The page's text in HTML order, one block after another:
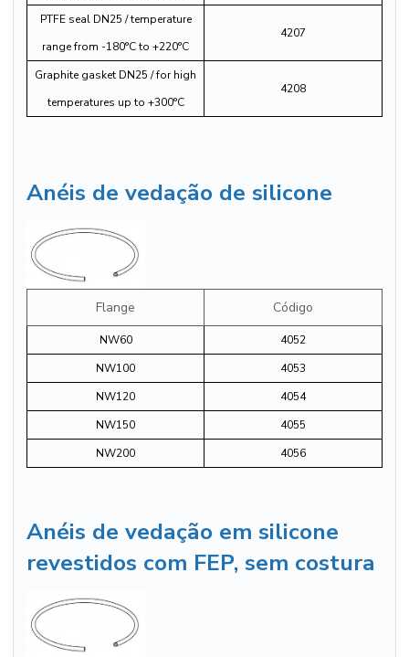
PTFE seal DN25 / temperature
range from -180°C to +220°C
4207
Graphite gasket DN25 / for high
temperatures up to +300°C
4208
Anéis de vedação de silicone
Flange Código
NW60
4052
NW100
4053
NW120
4054
NW150
4055
NW200
4056
Anéis de vedação em silicone
revestidos com FEP, sem costura